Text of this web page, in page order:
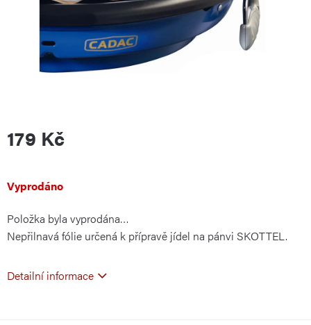
179 Kč
Měrná
cena:
Vyprodáno
Položka byla vyprodána…
Nepřilnavá fólie určená k přípravě jídel na pánvi SKOTTEL.
Detailní informace